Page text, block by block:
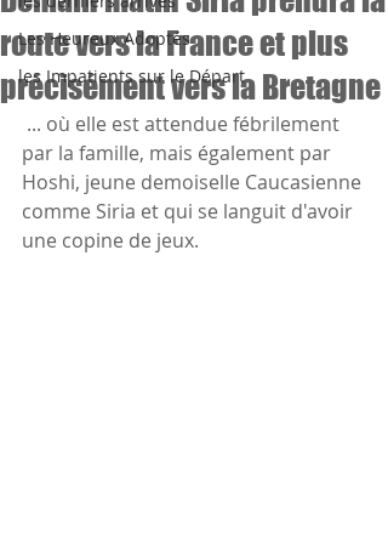
Les Heureux Adoptés
les Impatients sur le Départ
route vers la France et plus
précisément vers la Bretagne
par la famille, mais également par
Hoshi, jeune demoiselle Caucasienne
comme Siria et qui se languit d'avoir
une copine de jeux.